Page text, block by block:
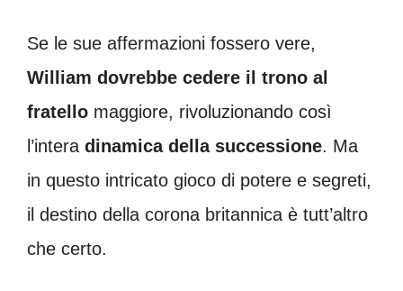
Se le sue affermazioni fossero vere,
William dovrebbe cedere il trono al
fratello maggiore, rivoluzionando così
l’intera dinamica della successione. Ma
in questo intricato gioco di potere e segreti,
il destino della corona britannica è tutt’altro
che certo.